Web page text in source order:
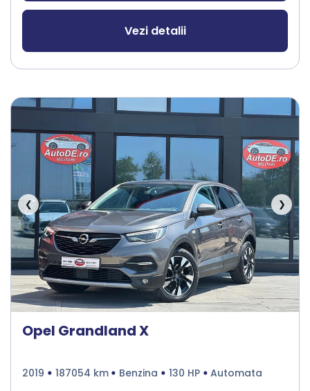
Vezi detalii
❮ ❯
Opel Grandland X
2019 187054 km Benzina 130 HP Automata